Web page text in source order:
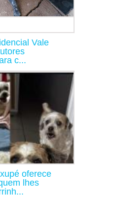
Vale
c...
oferece
lhes